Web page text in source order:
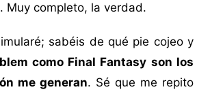
Muy completo, la verdad.
sabéis de qué pie cojeo y
como Final Fantasy son los
me generan. Sé que me repito